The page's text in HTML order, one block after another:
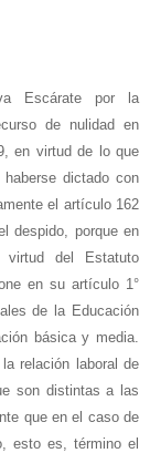
Escárate por la
de nulidad en
en virtud de lo que
dictado con
el artículo 162
despido, porque en
virtud del Estatuto
en su artículo 1°
de la Educación
básica y media.
relación laboral de
son distintas a las
que en el caso de
esto es, término el